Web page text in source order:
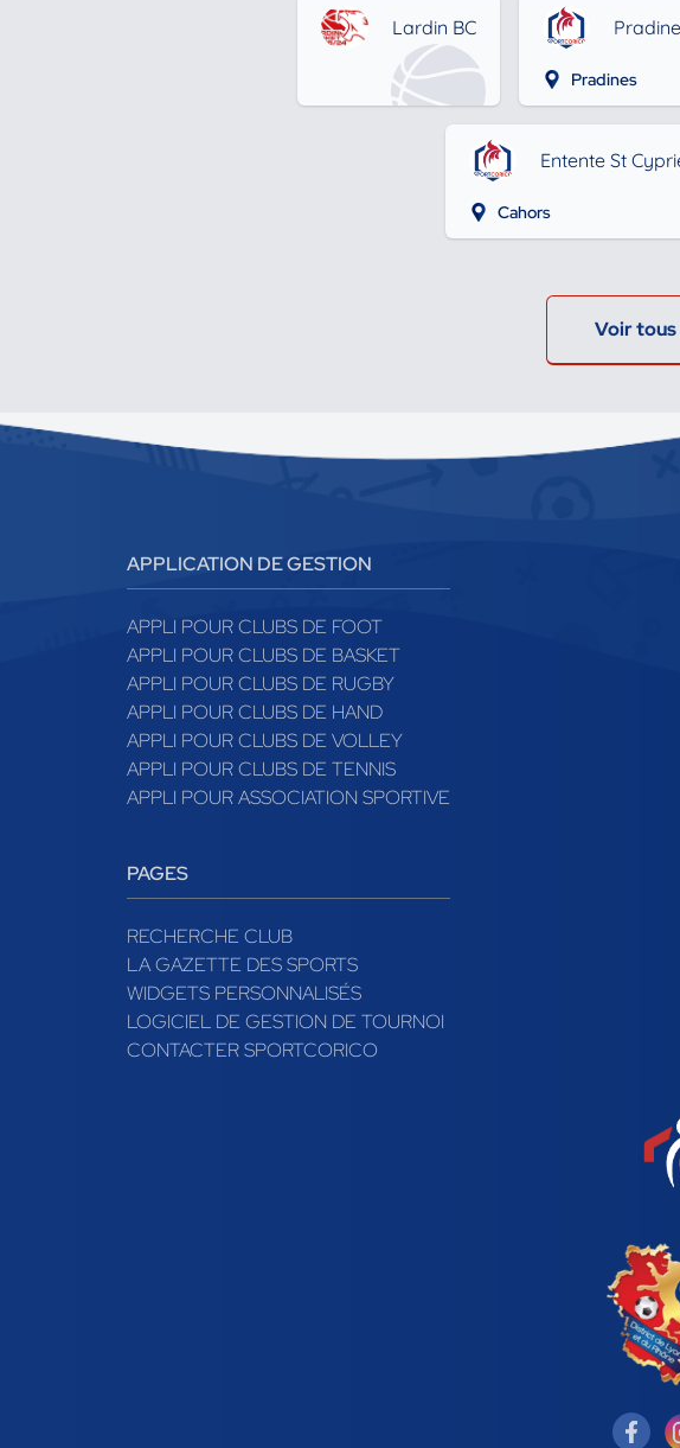
Lardin BC
Pradines
Entente St
Cahors
Voir tous
APPLICATION DE GESTION
APPLI POUR CLUBS DE FOOT
APPLI POUR CLUBS DE BASKET
APPLI POUR CLUBS DE RUGBY
APPLI POUR CLUBS DE HAND
APPLI POUR CLUBS DE VOLLEY
APPLI POUR CLUBS DE TENNIS
APPLI POUR ASSOCIATION SPORTIVE
PAGES
RECHERCHE CLUB
LA GAZETTE DES SPORTS
WIDGETS PERSONNALISÉS
LOGICIEL DE GESTION DE TOURNOI
CONTACTER SPORTCORICO